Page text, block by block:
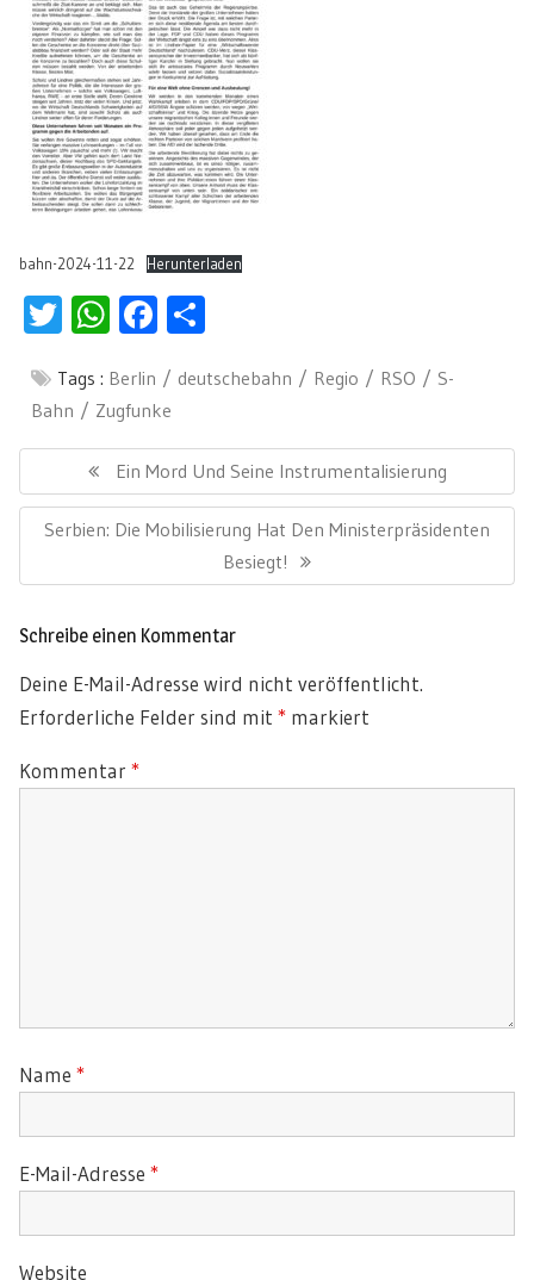
bahn-2024-11-22 Herunterladen
Twitter
WhatsApp
Facebook
Tags : Berlin deutschebahn Regio RSO
S-
Bahn
Zugfunke
Previous
Post:
Ein Mord Und Seine Instrumentalisierung
Next
Serbien: Die Mobilisierung Hat Den Ministerpräsidenten
Besiegt!
Schreibe einen Kommentar
Deine E-Mail-Adresse wird nicht veröffentlicht.
Erforderliche Felder sind mit * markiert
Kommentar *
Name *
E-Mail-Adresse *
Website